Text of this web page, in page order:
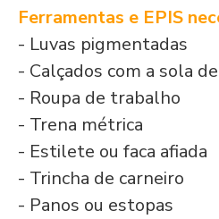
Ferramentas e EPIS
- Luvas pigmentadas
- Calçados com a sola
- Roupa de trabalho
- Trena métrica
- Estilete ou faca afiada
- Trincha de carneiro
- Panos ou estopas